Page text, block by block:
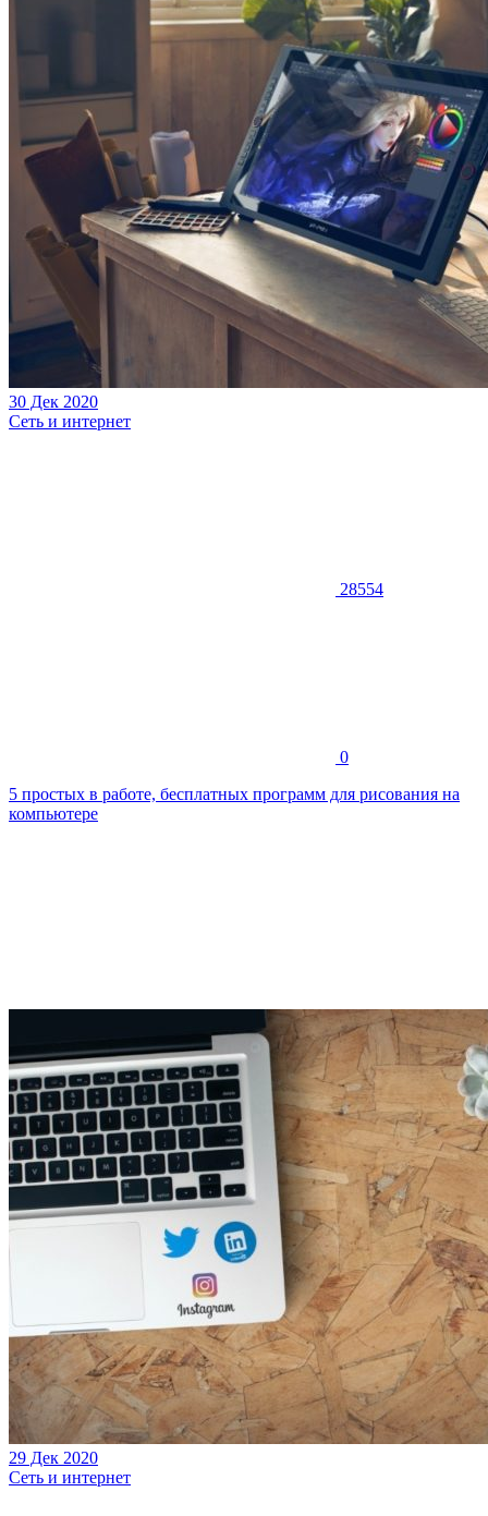
30 Дек 2020
Сеть и интернет
28554
0
5 простых в работе, бесплатных программ для рисования на
компьютере
29 Дек 2020
Сеть и интернет